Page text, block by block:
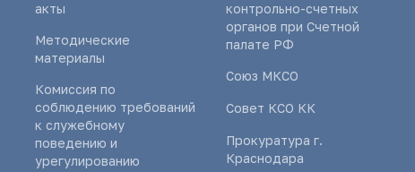
акты
Методические
материалы
Комиссия по
соблюдению требований
к служебному
поведению и
урегулированию
контрольно-счетных
органов при Счетной
палате РФ
Союз МКСО
Совет КСО КК
Прокуратура г.
Краснодара